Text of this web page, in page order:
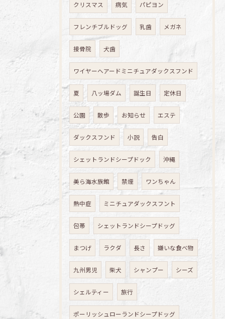
クリスマス 病気 パピヨン
フレンチブルドッグ 乳歯 メガネ
接骨院 犬歯
ワイヤーヘアードミニチュアダックスフンド
夏 八ッ場ダム 誕生日 定休日
公園 散歩 お知らせ エステ
ダックスフンド 小説 告白
シェットランドシープドック 沖縄
美ら海水族館 禁煙 ワンちゃん
熱中症 ミニチュアダックスフント
包帯 シェットランドシープドッグ
まつげ ラクダ 長さ 嫌いな食べ物
九州男児 柴犬 シャンプー シーズ
シェルティー 旅行
ポーリッシュローランドシープドッグ